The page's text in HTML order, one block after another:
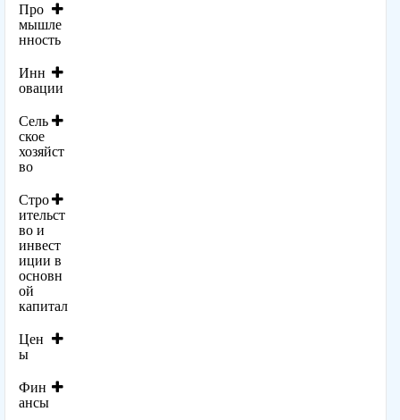
Про
мышле
нность
Инн
овации
Сель
ское
хозяйст
во
Стро
ительст
во и
инвест
иции в
основн
ой
капитал
Цен
ы
Фин
ансы